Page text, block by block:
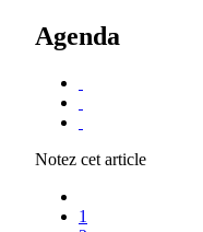
Agenda
Notez cet article
1